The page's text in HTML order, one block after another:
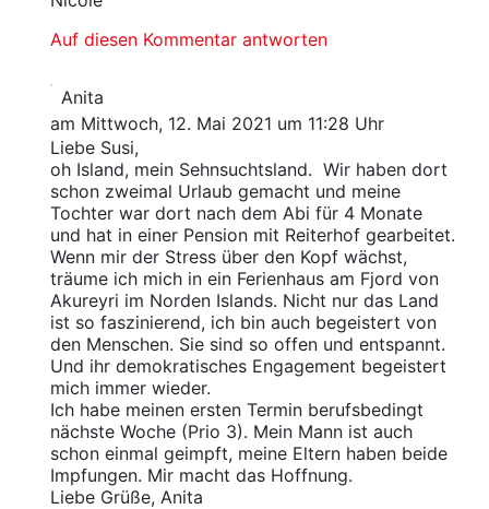
Auf diesen Kommentar antworten
Anita
am Mittwoch, 12. Mai 2021 um 11:28 Uhr
Liebe Susi,
oh Island, mein Sehnsuchtsland. Wir haben dort
schon zweimal Urlaub gemacht und meine
Tochter war dort nach dem Abi für 4 Monate
und hat in einer Pension mit Reiterhof gearbeitet.
Wenn mir der Stress über den Kopf wächst,
träume ich mich in ein Ferienhaus am Fjord von
Akureyri im Norden Islands. Nicht nur das Land
ist so faszinierend, ich bin auch begeistert von
den Menschen. Sie sind so offen und entspannt.
Und ihr demokratisches Engagement begeistert
mich immer wieder.
Ich habe meinen ersten Termin berufsbedingt
nächste Woche (Prio 3). Mein Mann ist auch
schon einmal geimpft, meine Eltern haben beide
Impfungen. Mir macht das Hoffnung.
Liebe Grüße, Anita